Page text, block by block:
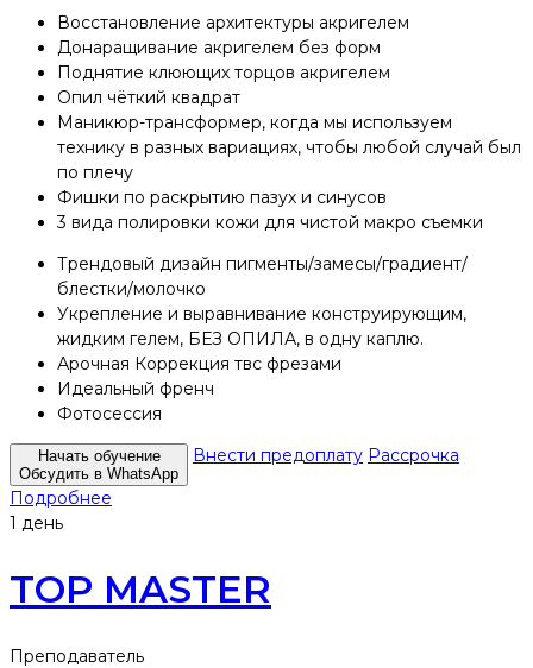
Восстановление архитектуры акригелем
Донаращивание акригелем без форм
Поднятие клюющих торцов акригелем
Опил чёткий квадрат
Маникюр-трансформер, когда мы используем
технику в разных вариациях, чтобы любой случай был
по плечу
Фишки по раскрытию пазух и синусов
3 вида полировки кожи для чистой макро съемки
Трендовый дизайн пигменты/замесы/градиент/
блестки/молочко
Укрепление и выравнивание конструирующим,
жидким гелем, БЕЗ ОПИЛА, в одну каплю.
Арочная Коррекция твс фрезами
Идеальный френч
Фотосессия
Начать обучение
Обсудить в WhatsApp
Внести предоплату Рассрочка
Подробнее
1 день
TOP MASTER
Преподаватель